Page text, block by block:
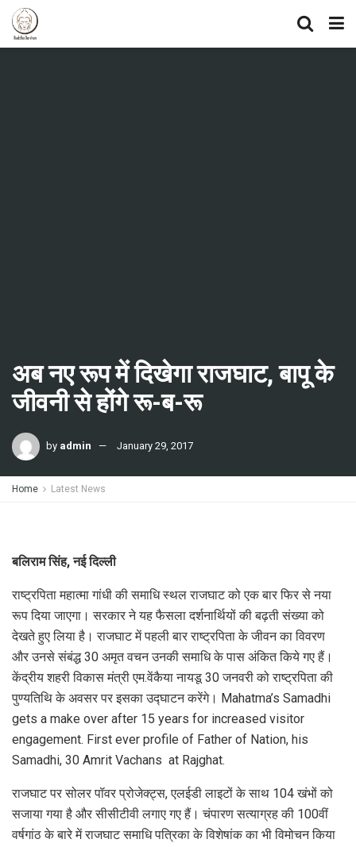
अब नए रूप में दिखेगा राजघाट, बापू के
जीवनी से होंगे रू-ब-रू
by admin January 29, 2017
Home Latest News
बलिराम सिंह, नई दिल्ली
राष्ट्रपिता महात्मा गांधी की समाधि स्थल राजघाट को एक बार फिर से नया
रूप दिया जाएगा। सरकार ने यह फैसला दर्शनार्थियों की बढ़ती संख्या को
देखते हुए लिया है। राजघाट में पहली बार राष्ट्रपिता के जीवन का विवरण
और उनसे संबंद्ध 30 अमृत वचन उनकी समाधि के पास अंकित किये गए हैं।
केंद्रीय शहरी विकास मंत्री एम.वेंकैया नायडू 30 जनवरी को राष्ट्रपिता की
पुण्यतिथि के अवसर पर इसका उद्घाटन करेंगे। Mahatma’s Samadhi
gets a make over after 15 years for increased visitor
engagement. First ever profile of Father of Nation, his
Samadhi, 30 Amrit Vachans at Rajghat.
राजघाट पर सोलर पॉवर प्रोजेक्ट्स, एलईडी लाइटों के साथ 104 खंभों को
सजाया गया है और सीसीटीवी लगाए गए हैं। चंपारण सत्याग्रह की 100वीं
वर्षगांठ के बारे में राजघाट समाधि पत्रिका के विशेषांक का भी विमोचन किया